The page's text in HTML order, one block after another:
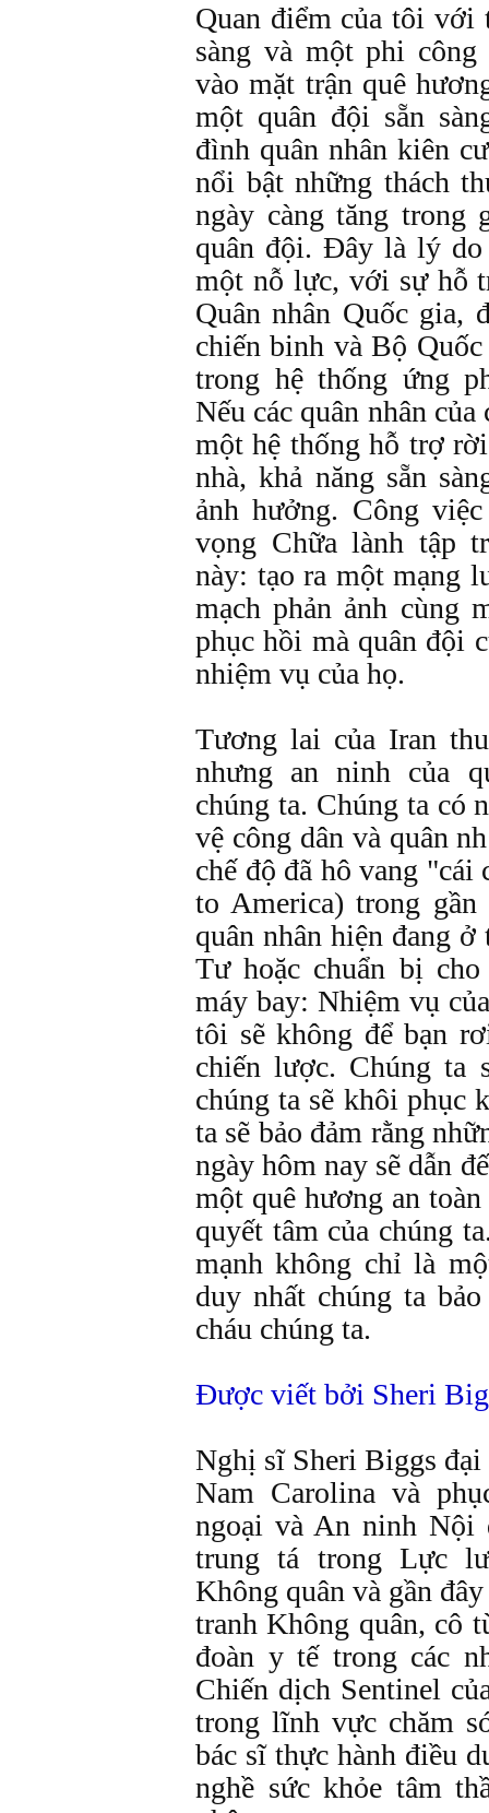
Quan điểm của tôi với
sàng và một phi
vào mặt trận quê
một quân đội sẵn
đình quân nhân kiên
nổi bật những thách
ngày càng tăng trong
quân đội. Đây là lý do
một nỗ lực, với sự hỗ
Quân nhân Quốc gia,
chiến binh và Bộ
trong hệ thống ứng
Nếu các quân nhân
một hệ thống hỗ trợ
nhà, khả năng sẵn
ảnh hưởng. Công
vọng Chữa lành tập
này: tạo ra một mạng
mạch phản ảnh cùng
phục hồi mà quân đội
nhiệm vụ của họ.
Tương lai của Iran
nhưng an ninh của
chúng ta. Chúng ta có
vệ công dân và quân
chế độ đã hô vang
to America) trong
quân nhân hiện đang
Tư hoặc chuẩn bị
máy bay: Nhiệm vụ
tôi sẽ không để bạn
chiến lược. Chúng ta
chúng ta sẽ khôi phục
ta sẽ bảo đảm rằng
ngày hôm nay sẽ dẫn
một quê hương an
quyết tâm của chúng
mạnh không chỉ là
duy nhất chúng ta
cháu chúng ta.
Được viết bởi Sheri
Nghị sĩ Sheri Biggs đại
Nam Carolina và
ngoại và An ninh Nội
trung tá trong Lực
Không quân và gần
tranh Không quân, cô
đoàn y tế trong các
Chiến dịch Sentinel
trong lĩnh vực chăm
bác sĩ thực hành điều
nghề sức khỏe tâm